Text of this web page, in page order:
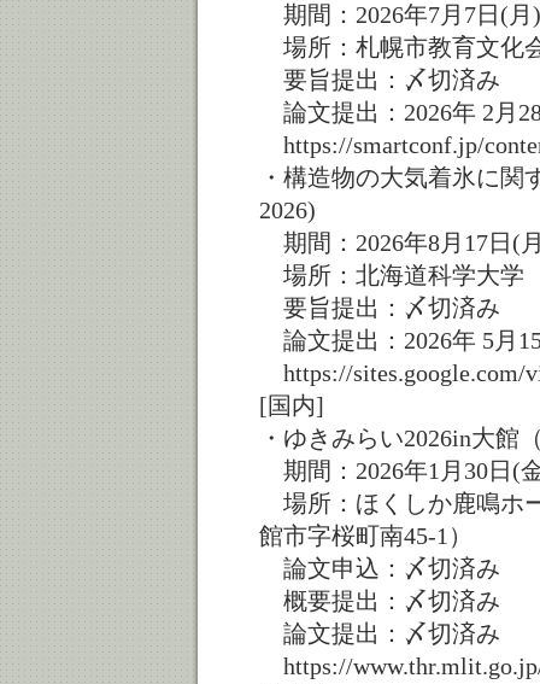
期間：2026年7月7日(月
場所：札幌市教育文化
要旨提出：〆切済み
論文提出：2026年 2月
https://smartconf.jp/
・構造物の大気着氷に
2026)
期間：2026年8月17日(
場所：北海道科学大学
要旨提出：〆切済み
論文提出：2026年 5月
https://sites.google.com/
[国内]
・ゆきみらい2026in大館
期間：2026年1月30日(
場所：ほくしか鹿鳴ホ
館市字桜町南45-1）
論文申込：〆切済み
概要提出：〆切済み
論文提出：〆切済み
https://